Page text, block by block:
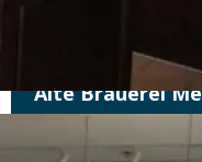
www.alte-
Alte Brauerei
Hilaria-Lechner-